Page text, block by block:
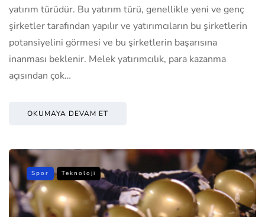
yatırım türüdür. Bu yatırım türü, genellikle yeni ve genç
şirketler tarafından yapılır ve yatırımcıların bu şirketlerin
potansiyelini görmesi ve bu şirketlerin başarısına
inanması beklenir. Melek yatırımcılık, para kazanma
açısından çok…
OKUMAYA DEVAM ET
Spor Teknoloji